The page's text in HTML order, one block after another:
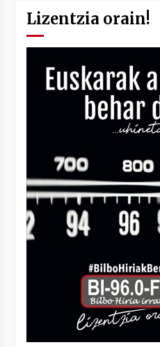
Lizentzia orain!